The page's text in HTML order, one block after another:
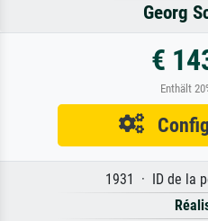
Georg
€
Enthält
1931 · ID de la